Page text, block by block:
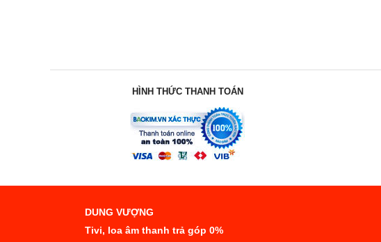
HÌNH THỨC THANH TOÁN
DUNG VƯỢNG
Tivi, loa âm thanh trả góp 0%